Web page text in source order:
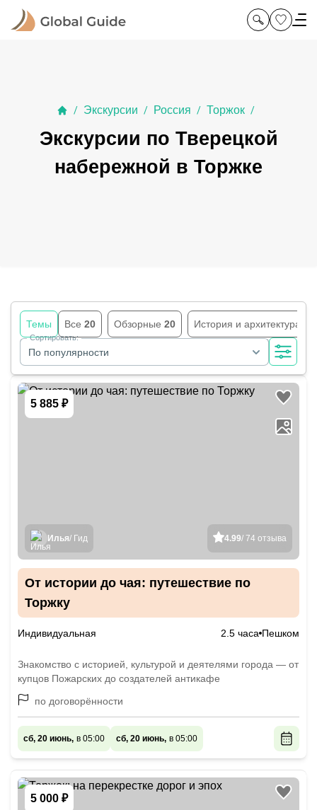
/ Экскурсии / Россия / Торжок /
Экскурсии по Тверецкой
набережной в Торжке
Темы Все 20 Обзорные 20 История и архитектура
По популярности
Сортировать:
5 885 ₽
4.99/ 74 отзыва
Илья/ Гид
От истории до чая: путешествие по
Торжку
Индивидуальная 2.5 часа Пешком
Знакомство с историей, культурой и деятелями города — от
купцов Пожарских до создателей антикафе
по договорённости
сб, 20 июнь, в 05:00 сб, 20 июнь, в 05:00
5 000 ₽